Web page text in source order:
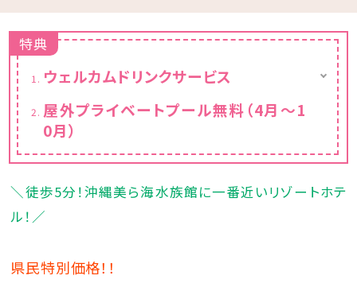
特典
ウェルカムドリンクサービス
【提供時間】14:00～20:00
ご宿泊のお客様限定でウェルカムドリンクサー
遠方に広がるパノラマをご覧いただきながら
コーヒー
ソフトドリンク各種
屋外プライベートプール無料（4月～1
0月）
＼徒歩5分！沖縄美ら海水族館に一番近いリゾートホテ
ル！／
県民特別価格！！